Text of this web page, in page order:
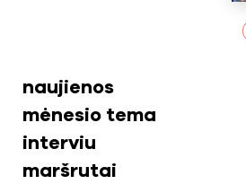
naujienos
mėnesio tema
interviu
maršrutai